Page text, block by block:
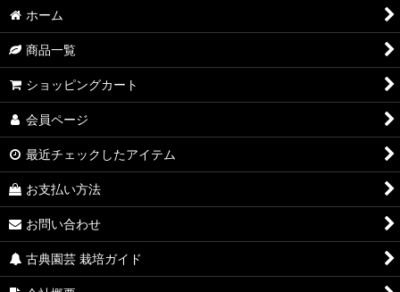
ホーム
商品一覧
ショッピングカート
会員ページ
最近チェックしたアイテム
お支払い方法
お問い合わせ
古典園芸 栽培ガイド